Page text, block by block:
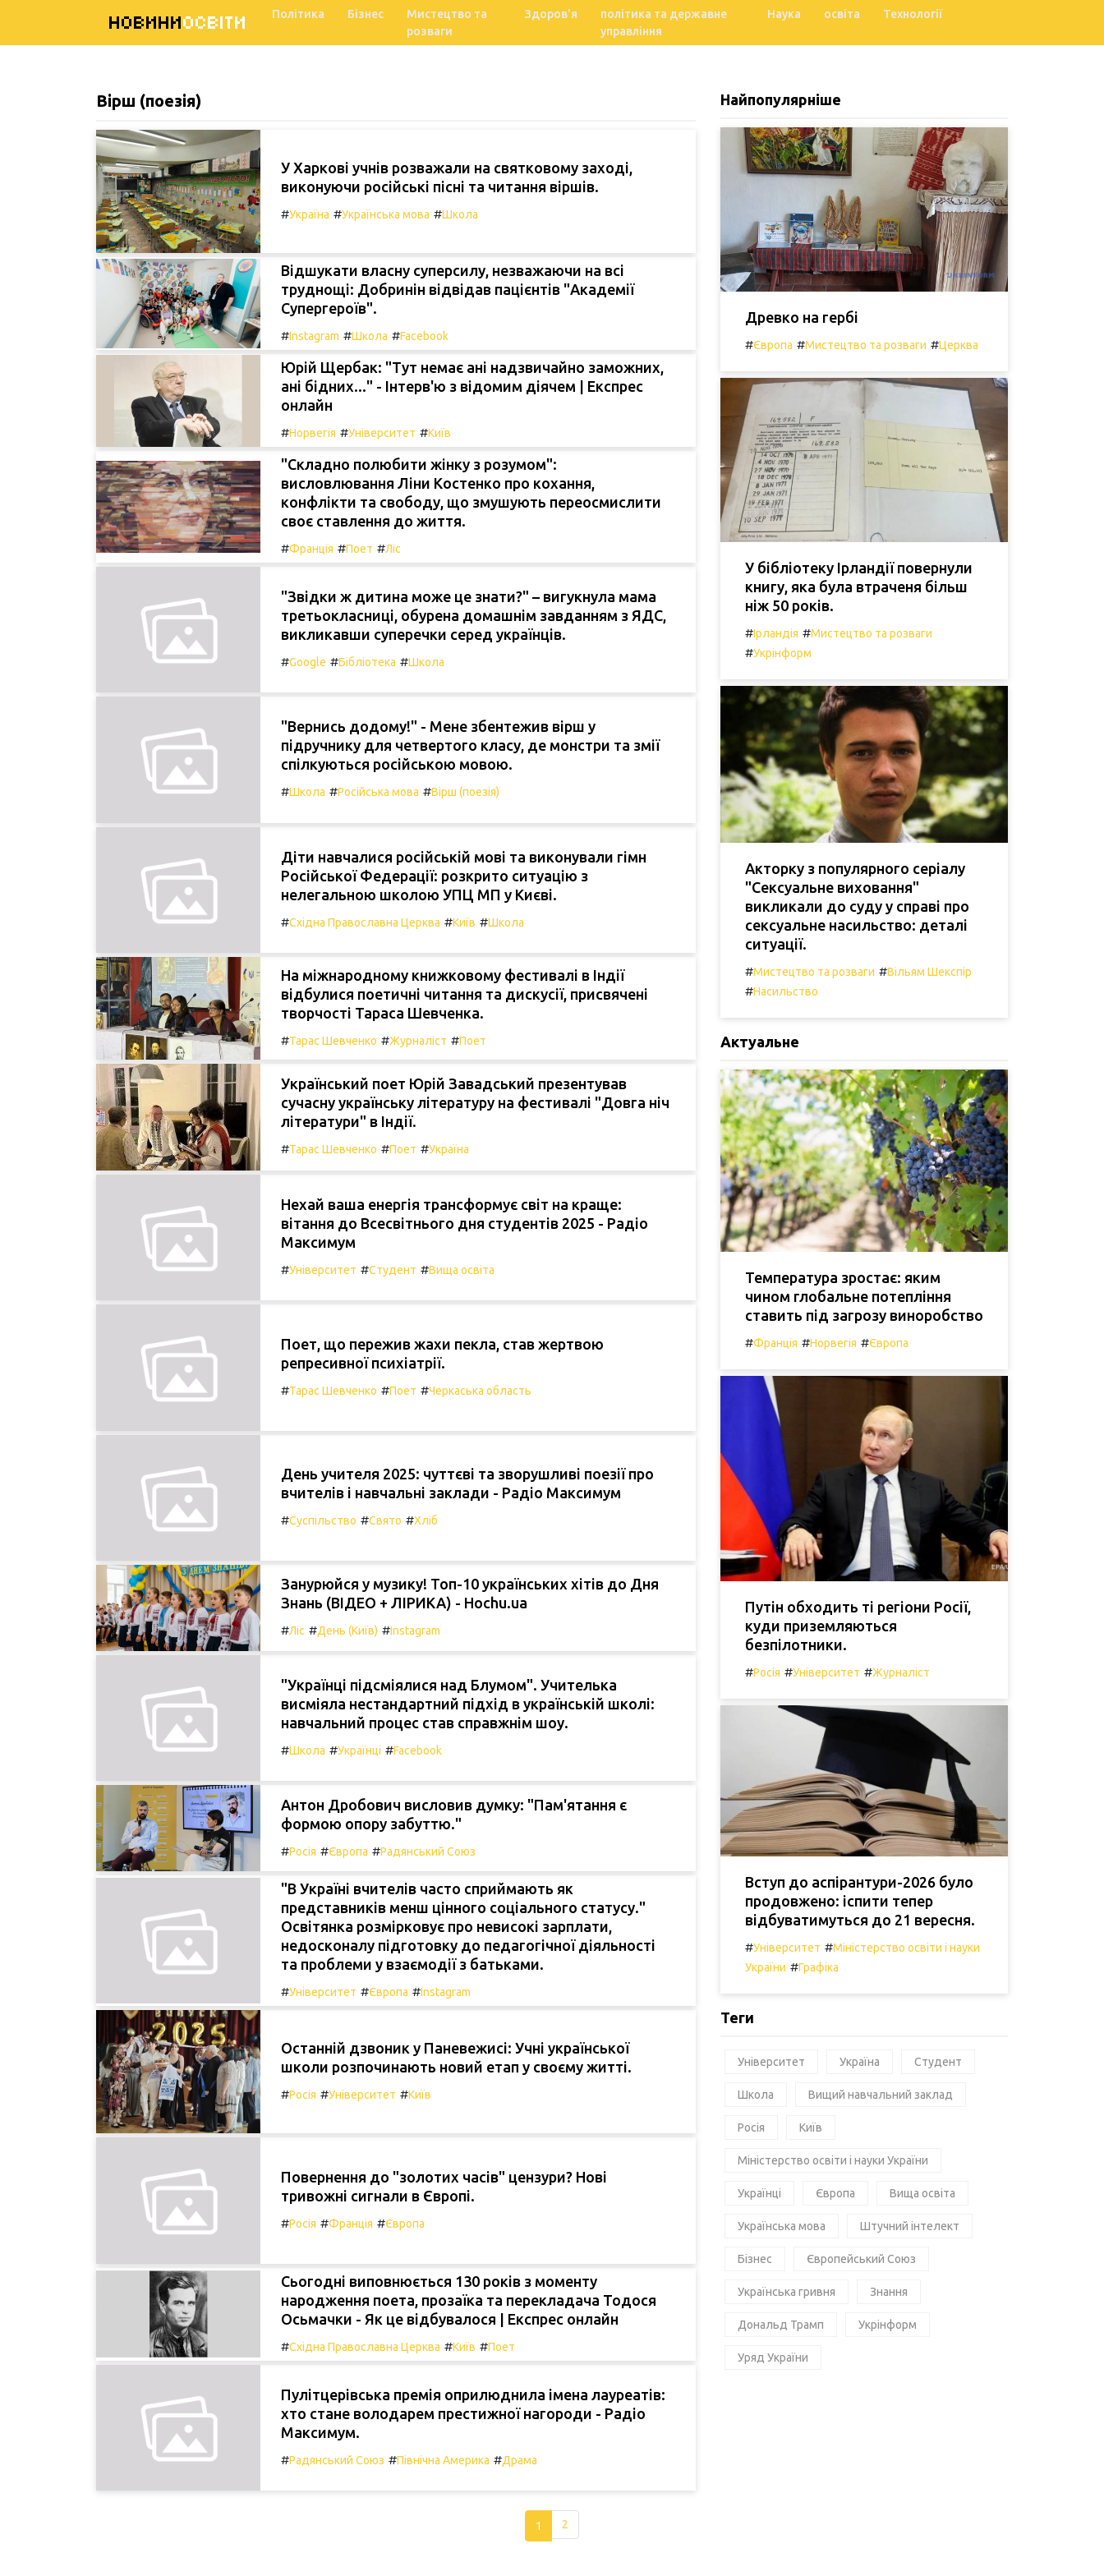
НОВИНИОСВІТИ Політика Бізнес
Мистецтво та
розваги
Здоров'я
політика та державне
управління
Наука освіта Технології
Вірш (поезія)
У Харкові учнів розважали на святковому заході,
виконуючи російські пісні та читання віршів.
#Україна #Українська мова #Школа
Відшукати власну суперсилу, незважаючи на всі
труднощі: Добринін відвідав пацієнтів "Академії
Супергероїв".
#Instagram #Школа #Facebook
Юрій Щербак: "Тут немає ані надзвичайно заможних,
ані бідних..." - Інтерв'ю з відомим діячем | Експрес
онлайн
#Норвегія #Університет #Київ
"Складно полюбити жінку з розумом":
висловлювання Ліни Костенко про кохання,
конфлікти та свободу, що змушують переосмислити
своє ставлення до життя.
#Франція #Поет #Ліс
"Звідки ж дитина може це знати?" – вигукнула мама
третьокласниці, обурена домашнім завданням з ЯДС,
викликавши суперечки серед українців.
#Google #Бібліотека #Школа
"Вернись додому!" - Мене збентежив вірш у
підручнику для четвертого класу, де монстри та змії
спілкуються російською мовою.
#Школа #Російська мова #Вірш (поезія)
Діти навчалися російській мові та виконували гімн
Російської Федерації: розкрито ситуацію з
нелегальною школою УПЦ МП у Києві.
#Східна Православна Церква #Київ #Школа
На міжнародному книжковому фестивалі в Індії
відбулися поетичні читання та дискусії, присвячені
творчості Тараса Шевченка.
#Тарас Шевченко #Журналіст #Поет
Український поет Юрій Завадський презентував
сучасну українську літературу на фестивалі "Довга ніч
літератури" в Індії.
#Тарас Шевченко #Поет #Україна
Нехай ваша енергія трансформує світ на краще:
вітання до Всесвітнього дня студентів 2025 - Радіо
Максимум
#Університет #Студент #Вища освіта
Поет, що пережив жахи пекла, став жертвою
репресивної психіатрії.
#Тарас Шевченко #Поет #Черкаська область
День учителя 2025: чуттєві та зворушливі поезії про
вчителів і навчальні заклади - Радіо Максимум
#Суспільство #Свято #Хліб
Занурюйся у музику! Топ-10 українських хітів до Дня
Знань (ВІДЕО + ЛІРИКА) - Hochu.ua
#Ліс #День (Київ) #Instagram
"Українці підсміялися над Блумом". Учителька
висміяла нестандартний підхід в українській школі:
навчальний процес став справжнім шоу.
#Школа #Українці #Facebook
Антон Дробович висловив думку: "Пам'ятання є
формою опору забуттю."
#Росія #Європа #Радянський Союз
"В Україні вчителів часто сприймають як
представників менш цінного соціального статусу."
Освітянка розмірковує про невисокі зарплати,
недосконалу підготовку до педагогічної діяльності
та проблеми у взаємодії з батьками.
#Університет #Європа #Instagram
Останній дзвоник у Паневежисі: Учні української
школи розпочинають новий етап у своєму житті.
#Росія #Університет #Київ
Повернення до "золотих часів" цензури? Нові
тривожні сигнали в Європі.
#Росія #Франція #Європа
Сьогодні виповнюється 130 років з моменту
народження поета, прозаїка та перекладача Тодося
Осьмачки - Як це відбувалося | Експрес онлайн
#Східна Православна Церква #Київ #Поет
Пулітцерівська премія оприлюднила імена лауреатів:
хто стане володарем престижної нагороди - Радіо
Максимум.
#Радянський Союз #Північна Америка #Драма
Найпопулярніше
Древко на гербі
#Європа #Мистецтво та розваги #Церква
У бібліотеку Ірландії повернули
книгу, яка була втраченя більш
ніж 50 років.
#Ірландія #Мистецтво та розваги
#Укрінформ
Акторку з популярного серіалу
"Сексуальне виховання"
викликали до суду у справі про
сексуальне насильство: деталі
ситуації.
#Мистецтво та розваги #Вільям Шекспір
#Насильство
Актуальне
Температура зростає: яким
чином глобальне потепління
ставить під загрозу виноробство
#Франція #Норвегія #Європа
Путін обходить ті регіони Росії,
куди приземляються
безпілотники.
#Росія #Університет #Журналіст
Вступ до аспірантури-2026 було
продовжено: іспити тепер
відбуватимуться до 21 вересня.
#Університет #Міністерство освіти і науки
України #Графіка
Теги
Університет Україна Студент
Школа Вищий навчальний заклад
Росія Київ
Міністерство освіти і науки України
Українці Європа Вища освіта
Українська мова Штучний інтелект
Бізнес Європейський Союз
Українська гривня Знання
Дональд Трамп Укрінформ
Уряд України
1 2